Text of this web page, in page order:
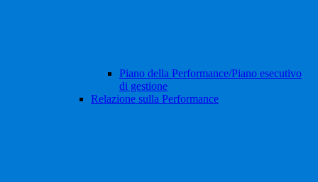
Piano della Performance/Piano esecutivo
di gestione
Relazione sulla Performance